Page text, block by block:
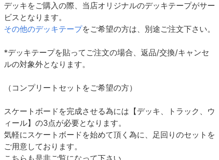
デッキをご購入の際、当店オリジナルのデッキテープがサー
ビスとなります。
その他のデッキテープをご希望の方は、別途ご注文下さい。
*デッキテープを貼ってご注文の場合、返品/交換/キャンセ
ルの対象外となります。
（コンプリートセットをご希望の方）
スケートボードを完成させる為には【デッキ、トラック、ウ
ィール】の3点が必要となります。
気軽にスケートボードを始めて頂く為に、足回りのセットを
ご用意しております。
こちらも是非ご覧になって下さい。